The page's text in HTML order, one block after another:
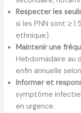
Respecter les
si les PNN sont ≥ 1
ethnique).
Maintenir une
Hebdomadaire au
enfin annuelle
Informer et
symptôme
en urgence.